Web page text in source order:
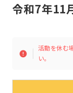
令和7年11
活動を休む
い。